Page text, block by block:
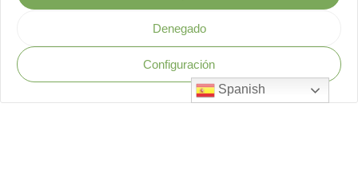
Denegado
Configuración
Política de Seguridad
Spanish